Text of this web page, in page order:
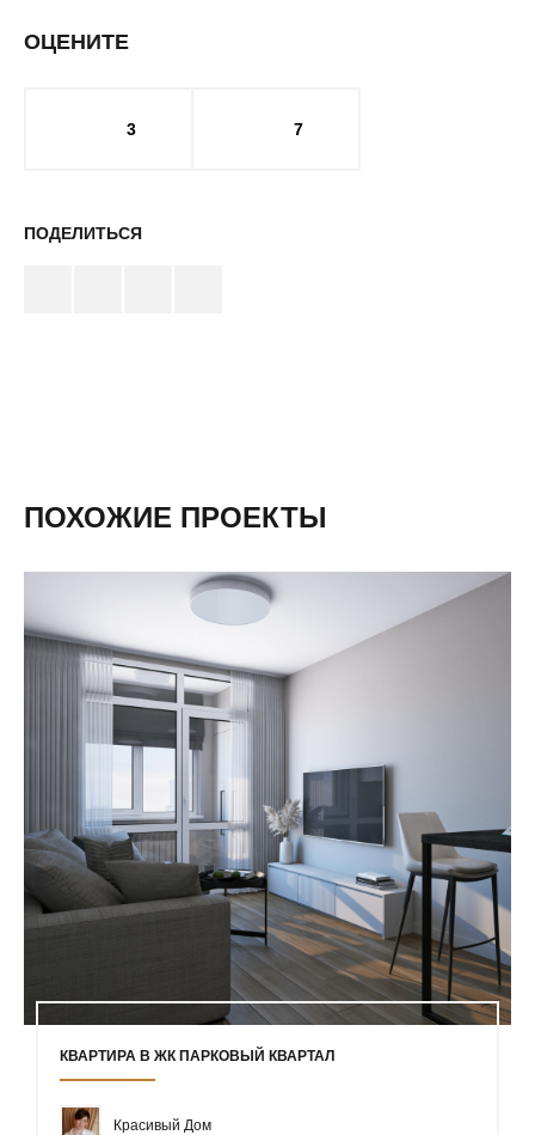
ОЦЕНИТЕ
3 7
ПОДЕЛИТЬСЯ
ПОХОЖИЕ ПРОЕКТЫ
КВАРТИРА В ЖК ПАРКОВЫЙ КВАРТАЛ
Красивый Дом